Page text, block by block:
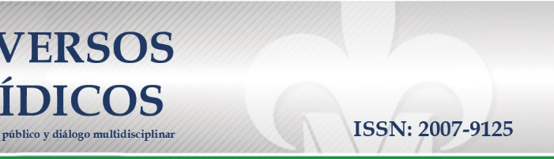
INTERPRETACIÓN CONFORME (THE GRANTING OF PATENTS ON GENETICALLY MODIFIED